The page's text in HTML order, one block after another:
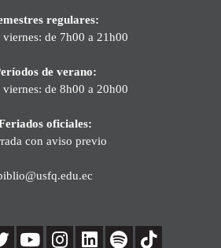
regulares:
viernes: de 7h00 a 21h00
de verano:
viernes: de 8h00 a 20h00
oficiales:
con aviso previo